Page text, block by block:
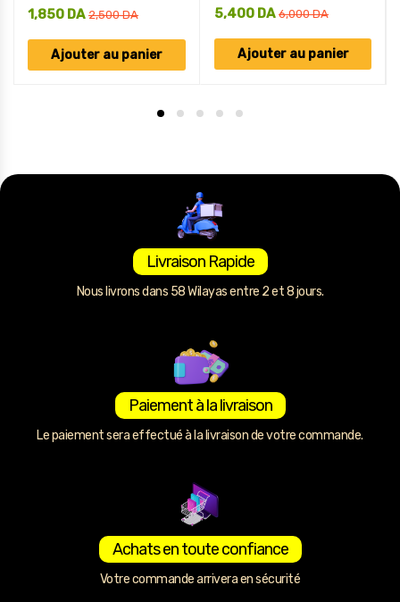
2,500DA
1,850 DA
Ajouter au panier
6,000DA
5,400 DA
Ajouter au panier
Livraison Rapide
Nous livrons dans 58 Wilayas entre 2 et 8 jours.
Paiement à la livraison
Le paiement sera effectué à la livraison de votre commande.
Achats en toute confiance
Votre commande arrivera en sécurité